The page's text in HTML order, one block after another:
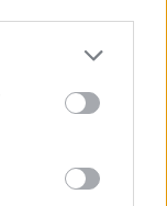
audiencia.
de
opción de
cuenta que